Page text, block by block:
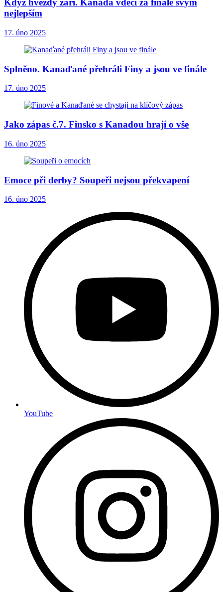
Když hvězdy září. Kanada vděčí za finále svým
nejlepším
17. úno 2025
Splněno. Kanaďané přehráli Finy a jsou ve finále
17. úno 2025
Jako zápas č.7. Finsko s Kanadou hrají o vše
16. úno 2025
Emoce při derby? Soupeři nejsou překvapení
16. úno 2025
YouTube